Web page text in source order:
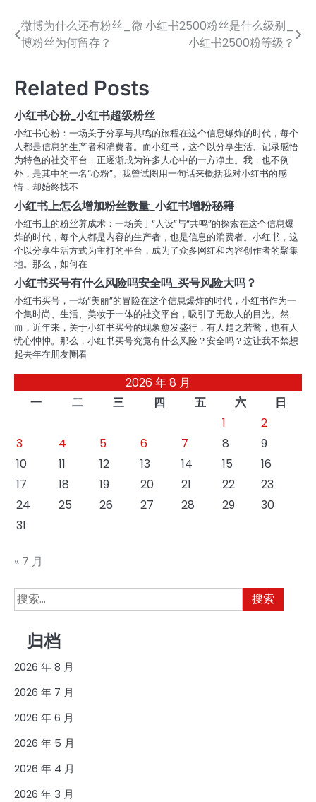
文
章
导
航
微博为什么还有粉丝_微
博粉丝为何留存？
小红书2500粉丝是什么级别_
小红书2500粉等级？
Related Posts
小红书心粉_小红书超级粉丝
小红书心粉：一场关于分享与共鸣的旅程在这个信息爆炸的时代，每个
人都是信息的生产者和消费者。而小红书，这个以分享生活、记录感悟
为特色的社交平台，正逐渐成为许多人心中的一方净土。我，也不例
外，是其中的一名“心粉”。我曾试图用一句话来概括我对小红书的感
情，却始终找不
小红书上怎么增加粉丝数量_小红书增粉秘籍
小红书上的粉丝养成术：一场关于“人设”与“共鸣”的探索在这个信息爆
炸的时代，每个人都是内容的生产者，也是信息的消费者。小红书，这
个以分享生活方式为主打的平台，成为了众多网红和内容创作者的聚集
地。那么，如何在
小红书买号有什么风险吗安全吗_买号风险大吗？
小红书买号，一场“美丽”的冒险在这个信息爆炸的时代，小红书作为一
个集时尚、生活、美妆于一体的社交平台，吸引了无数人的目光。然
而，近年来，关于小红书买号的现象愈发盛行，有人趋之若鹜，也有人
忧心忡忡。那么，小红书买号究竟有什么风险？安全吗？这让我不禁想
起去年在朋友圈看
2026 年 8 月
一
二 三 四 五 六
日
1
2
3
4 5 6 7 8
9
10
11 12 13 14 15
16
17
18 19 20 21 22
23
24
25 26 27 28 29
30
31
« 7 月
搜
索：
归档
2026 年 8 月
2026 年 7 月
2026 年 6 月
2026 年 5 月
2026 年 4 月
2026 年 3 月